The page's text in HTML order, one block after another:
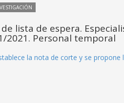
lista de espera.
2021. Personal temporal
la nota de corte y se propone